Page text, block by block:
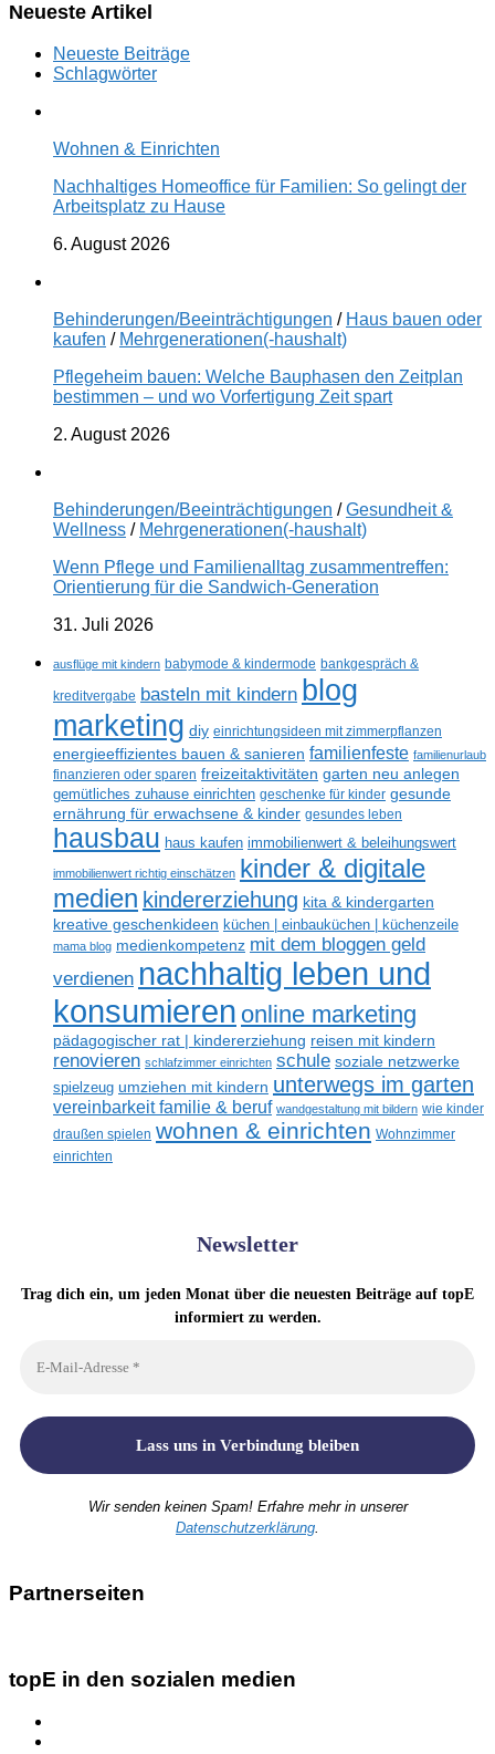
Neueste Artikel
Neueste Beiträge
Schlagwörter
Wohnen & Einrichten
Nachhaltiges Homeoffice für Familien: So gelingt der
Arbeitsplatz zu Hause
6. August 2026
Behinderungen/Beeinträchtigungen / Haus bauen oder
kaufen / Mehrgenerationen(-haushalt)
Pflegeheim bauen: Welche Bauphasen den Zeitplan
bestimmen – und wo Vorfertigung Zeit spart
2. August 2026
Behinderungen/Beeinträchtigungen /Gesundheit &
Wellness / Mehrgenerationen(-haushalt)
Wenn Pflege und Familienalltag zusammentreffen:
Orientierung für die Sandwich-Generation
31. Juli 2026
ausflüge mit kindern babymode & kindermode bankgespräch &
kreditvergabe basteln mit kindern blog
marketing diy einrichtungsideen mit zimmerpflanzen
energieeffizientes bauen & sanieren familienfeste familienurlaub
finanzieren oder sparen freizeitaktivitäten garten neu anlegen
gemütliches zuhause einrichten geschenke für kinder gesunde
ernährung für erwachsene & kinder gesundes leben
hausbau haus kaufen immobilienwert & beleihungswert
immobilienwert richtig einschätzen kinder & digitale
medien kindererziehung kita & kindergarten
kreative geschenkideen küchen | einbauküchen | küchenzeile
mama blog medienkompetenz mit dem bloggen geld
verdienen nachhaltig leben und
konsumieren online marketing
pädagogischer rat | kindererziehung reisen mit kindern
renovieren schlafzimmer einrichten schule soziale netzwerke
spielzeug umziehen mit kindern unterwegs im garten
vereinbarkeit familie & beruf wandgestaltung mit bildern wie kinder
draußen spielen wohnen & einrichten Wohnzimmer
einrichten
Newsletter
Trag dich ein, um jeden Monat über die neuesten Beiträge auf topE
informiert zu werden.
Wir senden keinen Spam! Erfahre mehr in unserer
Datenschutzerklärung.
Partnerseiten
topE in den sozialen medien